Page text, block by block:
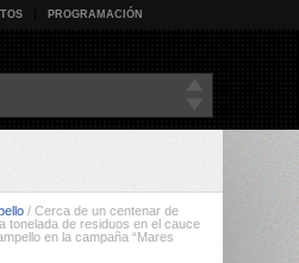
PROGRAMACIÓN
/ Cerca de un centenar de
tonelada de residuos en el cauce
en la campaña “Mares